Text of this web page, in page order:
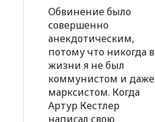
Обвинение было
совершенно
анекдотическим,
потому что никогда в
жизни я не был
коммунистом и даже
марксистом. Когда
Артур Кестлер
написал свою